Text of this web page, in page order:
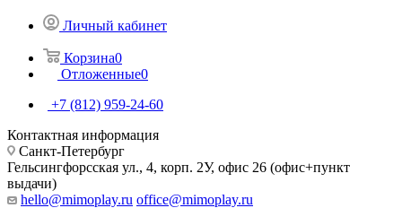
Личный кабинет
Корзина0
Отложенные0
+7 (812) 959-24-60
Контактная информация
Санкт-Петербург
Гельсингфорсская ул., 4, корп. 2У, офис 26 (офис+пункт
выдачи)
hello@mimoplay.ru office@mimoplay.ru